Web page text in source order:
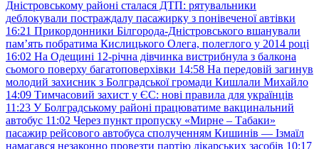
Дністровському районі сталася ДТП: рятувальники
деблокували постраждалу пасажирку з понівеченої автівки
16:21 Прикордонники Білгорода-Дністровського вшанували
пам’ять побратима Кислицького Олега, полеглого у 2014 році
16:02 На Одещині 12-річна дівчинка вистрибнула з балкона
сьомого поверху багатоповерхівки 14:58 На передовій загинув
молодий захисник з Болградської громади Кишлали Михайло
14:09 Тимчасовий захист у ЄС: нові правила для українців
11:23 У Болградському районі працюватиме вакцинальний
автобус 11:02 Через пункт пропуску «Мирне – Табаки»
пасажир рейсового автобуса сполученням Кишинів — Ізмаїл
намагався незаконно провезти партію лікарських засобів 10:17